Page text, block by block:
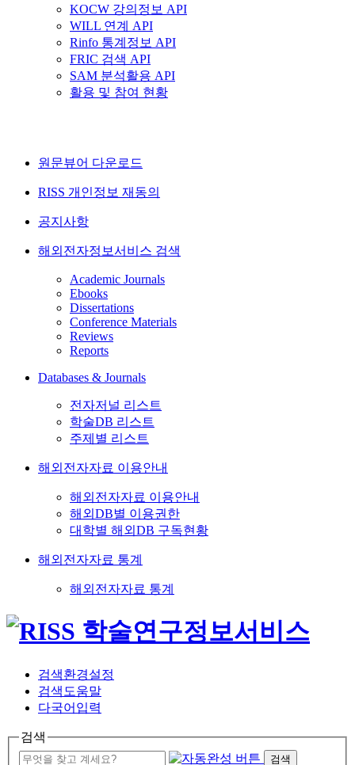
KOCW 강의정보 API
WILL 연계 API
Rinfo 통계정보 API
FRIC 검색 API
SAM 분석활용 API
활용 및 참여 현황
원문뷰어 다운로드
RISS 개인정보 재동의
공지사항
해외전자정보서비스 검색
Academic Journals
Ebooks
Dissertations
Conference Materials
Reviews
Reports
Databases & Journals
전자저널 리스트
학술DB 리스트
주제별 리스트
해외전자자료 이용안내
해외전자자료 이용안내
해외DB별 이용권한
대학별 해외DB 구독현황
해외전자자료 통계
해외전자자료 통계
검색환경설정
검색도움말
다국어입력
검색
검색